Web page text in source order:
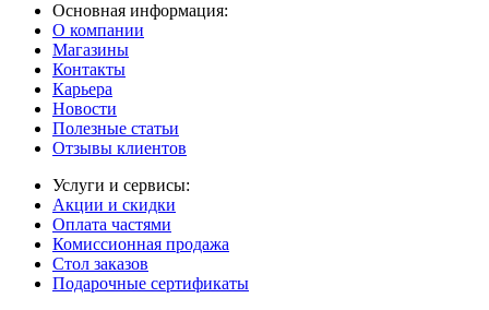
Основная информация:
О компании
Магазины
Контакты
Карьера
Новости
Полезные статьи
Отзывы клиентов
Услуги и сервисы:
Акции и скидки
Оплата частями
Комиссионная продажа
Стол заказов
Подарочные сертификаты